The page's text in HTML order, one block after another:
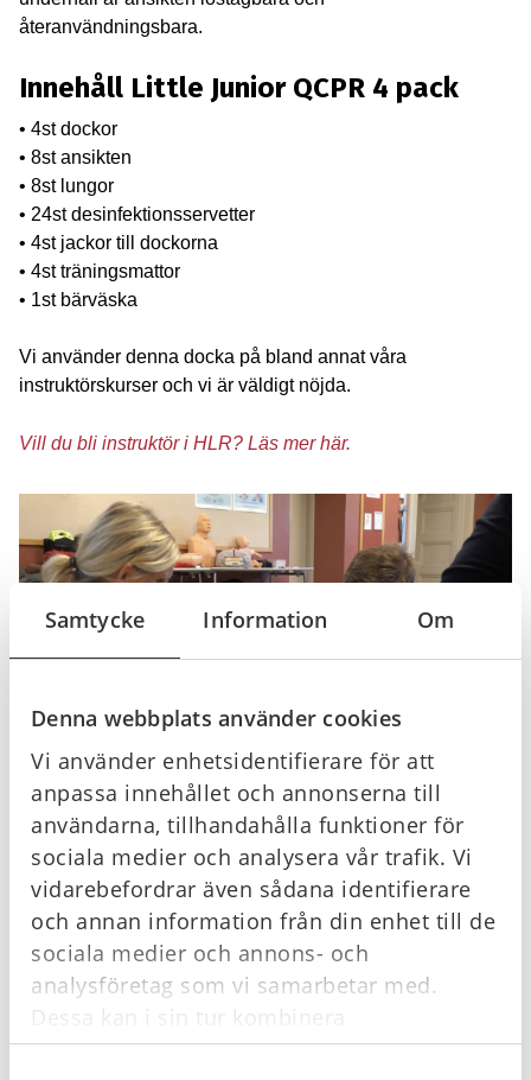
Samtycke Information Om
Denna webbplats använder cookies
Vi använder enhetsidentifierare för att
anpassa innehållet och annonserna till
användarna, tillhandahålla funktioner för
sociala medier och analysera vår trafik. Vi
vidarebefordrar även sådana identifierare
och annan information från din enhet till de
sociala medier och annons- och
analysföretag som vi samarbetar med.
Dessa kan i sin tur kombinera
informationen med annan information som
återanvändningsbara.
Innehåll Little Junior QCPR 4 pack
• 4st dockor
• 8st ansikten
• 8st lungor
• 24st desinfektionsservetter
• 4st jackor till dockorna
• 4st träningsmattor
• 1st bärväska
Vi använder denna docka på bland annat våra
instruktörskurser och vi är väldigt nöjda.
Vill du bli instruktör i HLR? Läs mer här.